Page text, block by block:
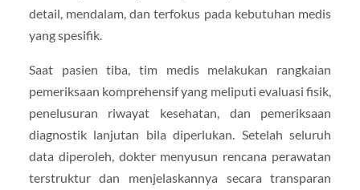
detail, mendalam, dan terfokus pada kebutuhan medis
yang spesifik.
Saat pasien tiba, tim medis melakukan rangkaian
pemeriksaan komprehensif yang meliputi evaluasi fisik,
penelusuran riwayat kesehatan, dan pemeriksaan
diagnostik lanjutan bila diperlukan. Setelah seluruh
data diperoleh, dokter menyusun rencana perawatan
terstruktur dan menjelaskannya secara transparan